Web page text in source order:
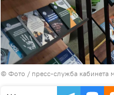
© Фото / пресс-служба кабинета